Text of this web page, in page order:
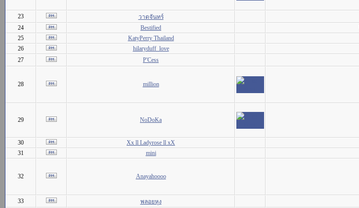
23 วาดจันทร์
24
Bestified
25
KatyPerry Thailand
26
hilaryduff_love
27
P'Cess
28 million
29 NoDoKa
30 Xx ll Ladyrose ll xX
31
mini
32 Anayahoooo
33 พลอยหุง